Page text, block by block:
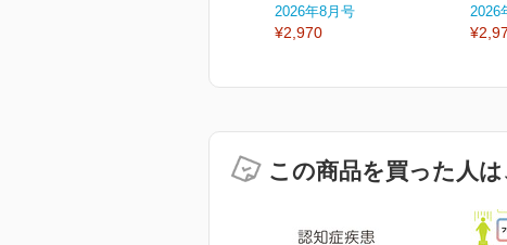
2026年8月号
¥2,970
2026
この商品を買った人